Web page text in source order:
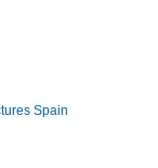
Spain